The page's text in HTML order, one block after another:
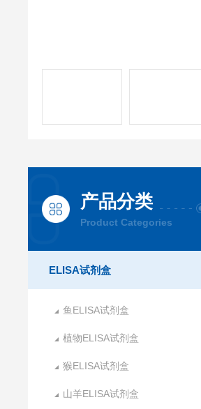
产品分类
Product Categories
ELISA试剂盒
鱼ELISA试剂盒
植物ELISA试剂盒
猴ELISA试剂盒
山羊ELISA试剂盒